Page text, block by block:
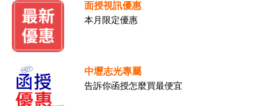
面授視訊優惠
本月限定優惠
中壢志光專屬
告訴你函授怎麼買最便宜